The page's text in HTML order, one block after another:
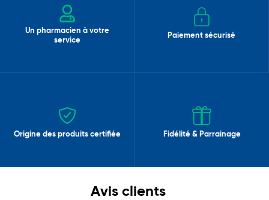
Un pharmacien à votre
service
Paiement sécurisé
Origine des produits certifiée Fidélité & Parrainage
Avis clients